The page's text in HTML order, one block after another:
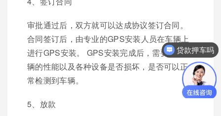
审批通过后，双方就可以达成协议签订合同。
合同签订后，由专业的GPS安装人员在车辆上
进行GPS安装。 GPS安装完成后，需要检查车
辆的性能以及各种设备是否损坏，是否可以正
常检测到车辆。
5、放款
贷款押车吗